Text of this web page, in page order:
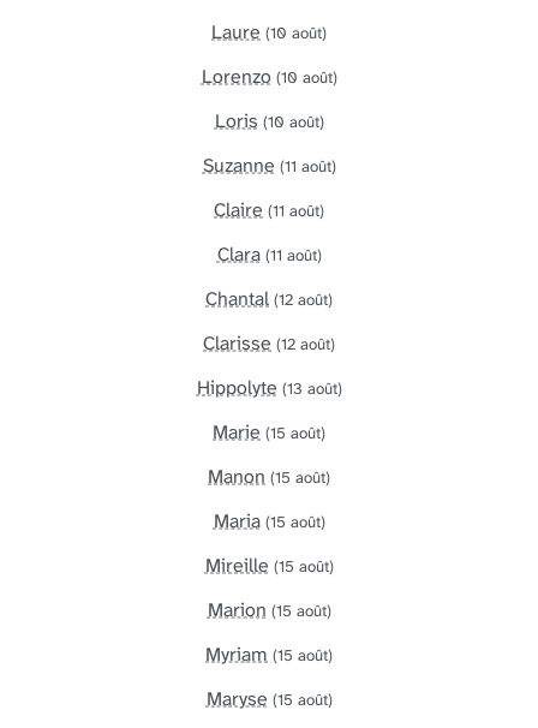
Laure (10 août)
Lorenzo (10 août)
Loris (10 août)
Suzanne (11 août)
Claire (11 août)
Clara (11 août)
Chantal (12 août)
Clarisse (12 août)
Hippolyte (13 août)
Marie (15 août)
Manon (15 août)
Maria (15 août)
Mireille (15 août)
Marion (15 août)
Myriam (15 août)
Maryse (15 août)